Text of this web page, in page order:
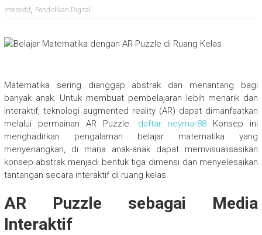
interaktif, Pendidikan Digital
Matematika sering dianggap abstrak dan menantang bagi
banyak anak. Untuk membuat pembelajaran lebih menarik dan
interaktif, teknologi augmented reality (AR) dapat dimanfaatkan
melalui permainan AR Puzzle. daftar neymar88 Konsep ini
menghadirkan pengalaman belajar matematika yang
menyenangkan, di mana anak-anak dapat memvisualisasikan
konsep abstrak menjadi bentuk tiga dimensi dan menyelesaikan
tantangan secara interaktif di ruang kelas.
AR Puzzle sebagai Media
Interaktif